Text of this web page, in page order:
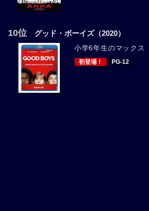
10位 グッド・ボーイズ（2020）
小学6年生のマックス
初登場！ PG-12